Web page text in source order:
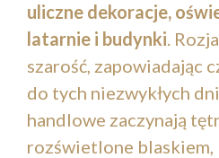
uliczne dekoracje,
latarnie i budynki.
szarość, zapowiadając
do tych niezwykłych
handlowe zaczynają
rozświetlone blaskiem,